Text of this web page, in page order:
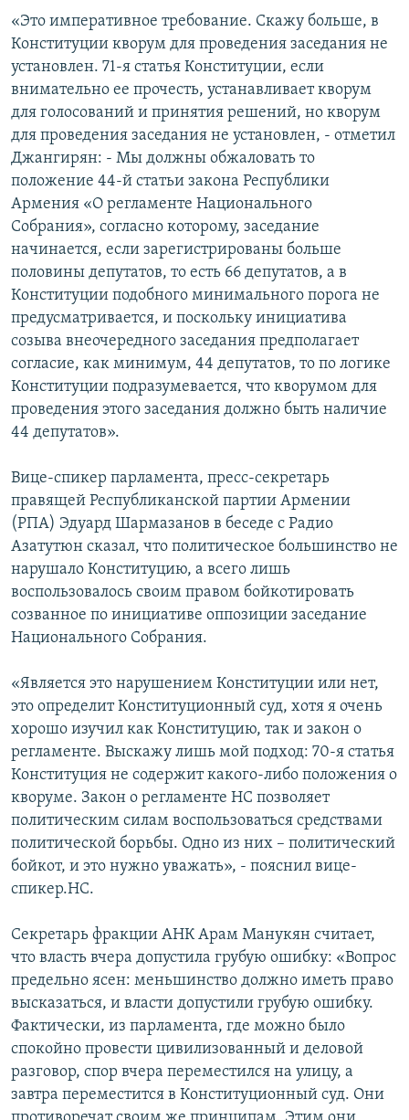
«Это императивное требование. Скажу больше, в
Конституции кворум для проведения заседания не
установлен. 71-я статья Конституции, если
внимательно ее прочесть, устанавливает кворум
для голосований и принятия решений, но кворум
для проведения заседания не установлен, - отметил
Джангирян: - Мы должны обжаловать то
положение 44-й статьи закона Республики
Армения «О регламенте Национального
Собрания», согласно которому, заседание
начинается, если зарегистрированы больше
половины депутатов, то есть 66 депутатов, а в
Конституции подобного минимального порога не
предусматривается, и поскольку инициатива
созыва внеочередного заседания предполагает
согласие, как минимум, 44 депутатов, то по логике
Конституции подразумевается, что кворумом для
проведения этого заседания должно быть наличие
44 депутатов».
Вице-спикер парламента, пресс-секретарь
правящей Республиканской партии Армении
(РПА) Эдуард Шармазанов в беседе с Радио
Азатутюн сказал, что политическое большинство не
нарушало Конституцию, а всего лишь
воспользовалось своим правом бойкотировать
созванное по инициативе оппозиции заседание
Национального Собрания.
«Является это нарушением Конституции или нет,
это определит Конституционный суд, хотя я очень
хорошо изучил как Конституцию, так и закон о
регламенте. Выскажу лишь мой подход: 70-я статья
Конституция не содержит какого-либо положения о
кворуме. Закон о регламенте НС позволяет
политическим силам воспользоваться средствами
политической борьбы. Одно из них – политический
бойкот, и это нужно уважать», - пояснил вице-
спикер.НС.
Секретарь фракции АНК Арам Манукян считает,
что власть вчера допустила грубую ошибку: «Вопрос
предельно ясен: меньшинство должно иметь право
высказаться, и власти допустили грубую ошибку.
Фактически, из парламента, где можно было
спокойно провести цивилизованный и деловой
разговор, спор вчера переместился на улицу, а
завтра переместится в Конституционный суд. Они